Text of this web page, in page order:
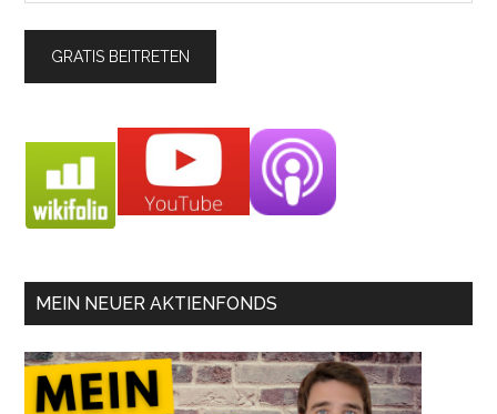
MEIN NEUER AKTIENFONDS